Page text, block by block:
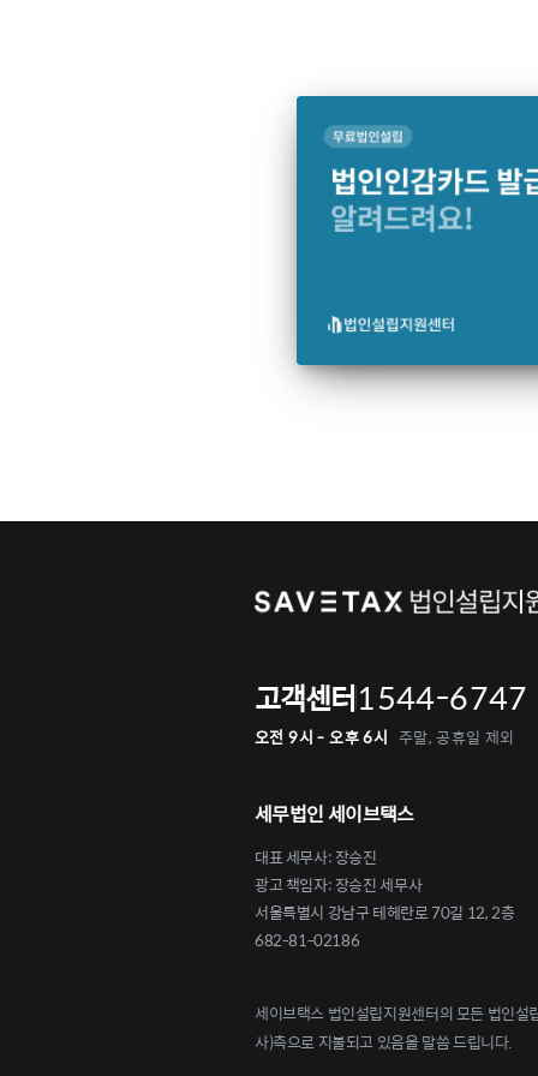
고객센터1544-6747
오전 9시 - 오후 6시 주말, 공휴일 제외
세무법인 세이브택스
대표 세무사: 장승진
광고 책임자: 장승진 세무사
서울특별시 강남구 테헤란로 70길 12, 2층
682-81-02186
세이브택스 법인설립지원센터의 모든 법인설
사)측으로 지불되고 있음을 말씀 드립니다.